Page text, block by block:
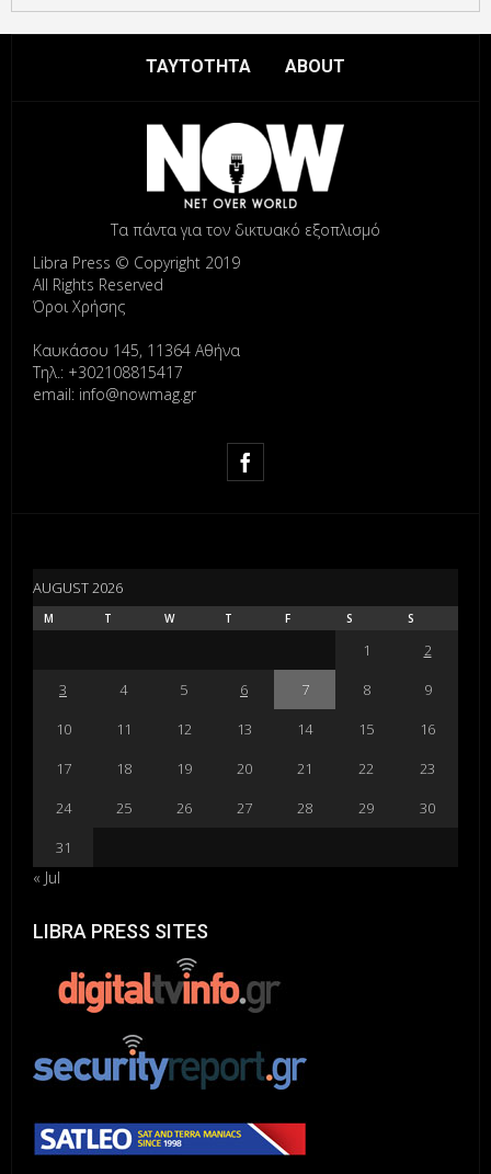
ΤΑΥΤΟΤΗΤΑ ABOUT
Τα πάντα για τον δικτυακό εξοπλισμό
Libra Press © Copyright 2019
All Rights Reserved
Όροι Χρήσης
Καυκάσου 145, 11364 Αθήνα
Τηλ.: +302108815417
email: info@nowmag.gr
AUGUST 2026
M T W T F S S
1
2
3
4 5 6 7 8
9
10
11 12 13 14 15
16
17
18 19 20 21 22
23
24
25 26 27 28 29
30
31
« Jul
LIBRA PRESS SITES